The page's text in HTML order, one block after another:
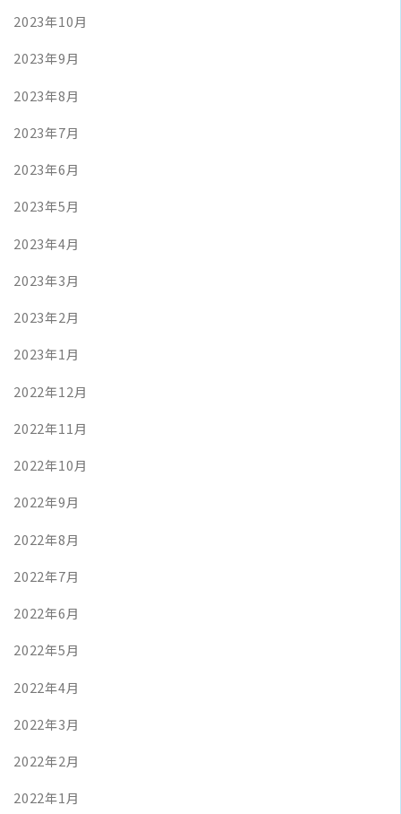
2023年10月
2023年9月
2023年8月
2023年7月
2023年6月
2023年5月
2023年4月
2023年3月
2023年2月
2023年1月
2022年12月
2022年11月
2022年10月
2022年9月
2022年8月
2022年7月
2022年6月
2022年5月
2022年4月
2022年3月
2022年2月
2022年1月